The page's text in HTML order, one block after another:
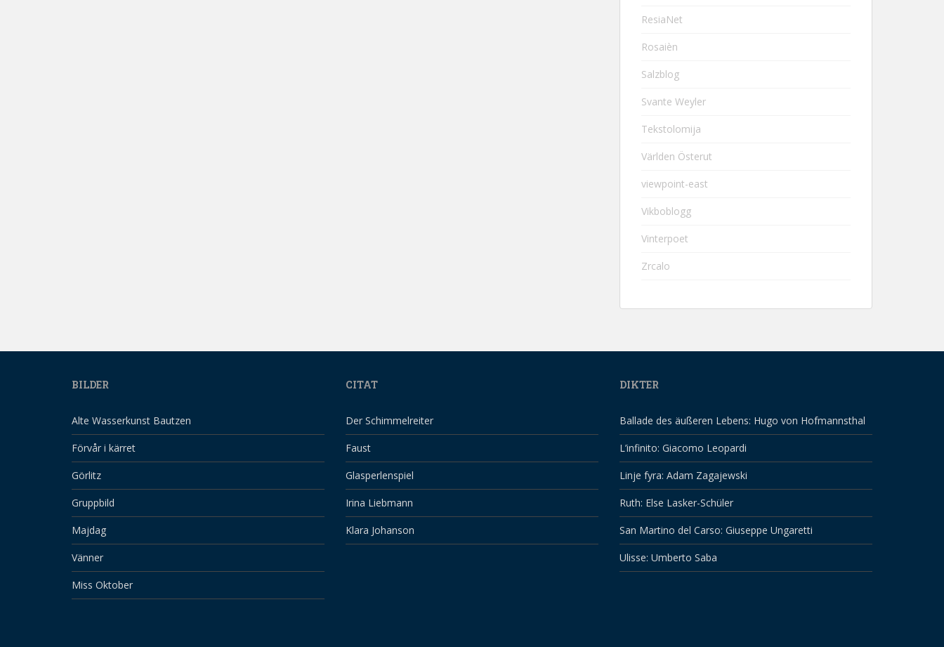
ResiaNet
Rosaièn
Salzblog
Svante Weyler
Tekstolomija
Världen Österut
viewpoint-east
Vikboblogg
Vinterpoet
Zrcalo
BILDER
Alte Wasserkunst Bautzen
Förvår i kärret
Görlitz
Gruppbild
Majdag
Vänner
Miss Oktober
CITAT
Der Schimmelreiter
Faust
Glasperlenspiel
Irina Liebmann
Klara Johanson
DIKTER
Ballade des äußeren Lebens: Hugo von Hofmannsthal
L’infinito: Giacomo Leopardi
Linje fyra: Adam Zagajewski
Ruth: Else Lasker-Schüler
San Martino del Carso: Giuseppe Ungaretti
Ulisse: Umberto Saba